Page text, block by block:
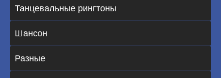
Танцевальные рингтоны
Шансон
Разные